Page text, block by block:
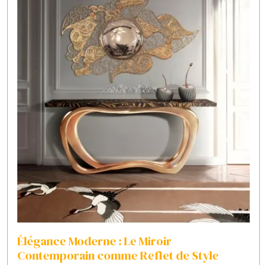
Élégance Moderne : Le Miroir
Contemporain comme Reflet de Style